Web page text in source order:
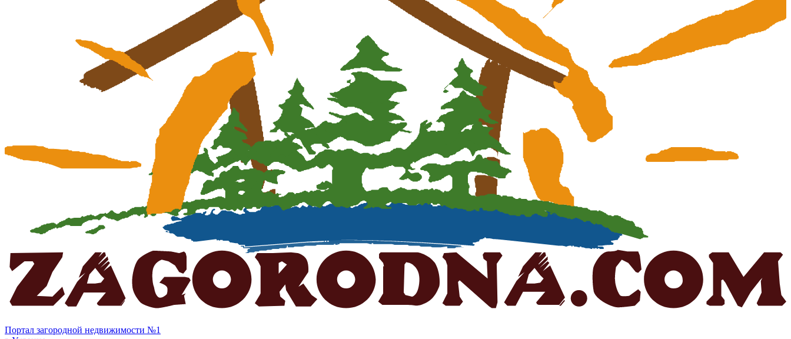
Портал загородной недвижимости №1